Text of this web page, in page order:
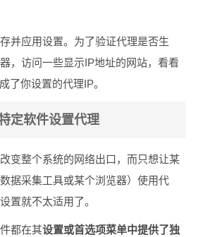
并应用设置。为了验证代理是否生
，访问一些显示IP地址的网站，看看
了你设置的代理IP。
定软件设置代理
变整个系统的网络出口，而只想让某
据采集工具或某个浏览器）使用代
置就不太适用了。
都在其设置或首选项菜单中提供了独